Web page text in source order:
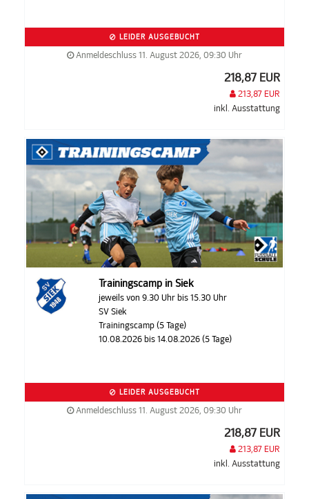
LEIDER AUSGEBUCHT
Anmeldeschluss 11. August 2026, 09:30 Uhr
218,87 EUR
213,87 EUR
inkl. Ausstattung
Trainingscamp in Siek
jeweils von 9.30 Uhr bis 15.30 Uhr
SV Siek
Trainingscamp (5 Tage)
10.08.2026 bis 14.08.2026 (5 Tage)
LEIDER AUSGEBUCHT
Anmeldeschluss 11. August 2026, 09:30 Uhr
218,87 EUR
213,87 EUR
inkl. Ausstattung